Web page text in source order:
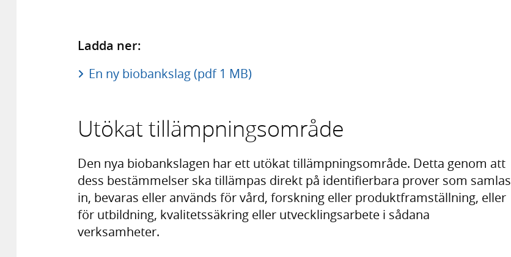
Ladda ner:
En ny biobankslag (pdf 1 MB)
Utökat tillämpningsområde
Den nya biobankslagen har ett utökat tillämpningsområde. Detta genom att
dess bestämmelser ska tillämpas direkt på identifierbara prover som samlas
in, bevaras eller används för vård, forskning eller produktframställning, eller
för utbildning, kvalitetssäkring eller utvecklingsarbete i sådana
verksamheter.